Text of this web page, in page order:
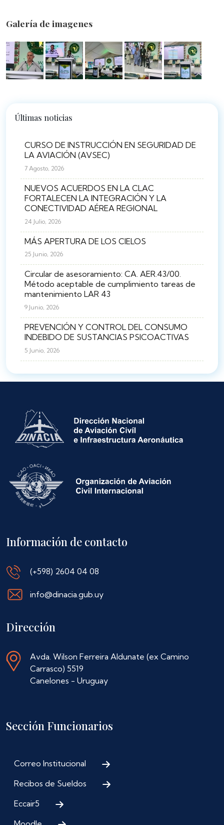
Galería de imagenes
Últimas noticias
CURSO DE INSTRUCCIÓN EN SEGURIDAD DE
LA AVIACIÓN (AVSEC)
7 Agosto, 2026
NUEVOS ACUERDOS EN LA CLAC
FORTALECEN LA INTEGRACIÓN Y LA
CONECTIVIDAD AÉREA REGIONAL
24 Julio, 2026
MÁS APERTURA DE LOS CIELOS
25 Junio, 2026
Circular de asesoramiento: CA. AER.43/00.
Método aceptable de cumplimiento tareas de
mantenimiento LAR 43
9 Junio, 2026
PREVENCIÓN Y CONTROL DEL CONSUMO
INDEBIDO DE SUSTANCIAS PSICOACTIVAS
5 Junio, 2026
Información de contacto
(+598) 2604 04 08
info@dinacia.gub.uy
Dirección
Avda. Wilson Ferreira Aldunate (ex Camino
Carrasco) 5519
Canelones - Uruguay
Sección Funcionarios
Correo Institucional
Recibos de Sueldos
Eccair5